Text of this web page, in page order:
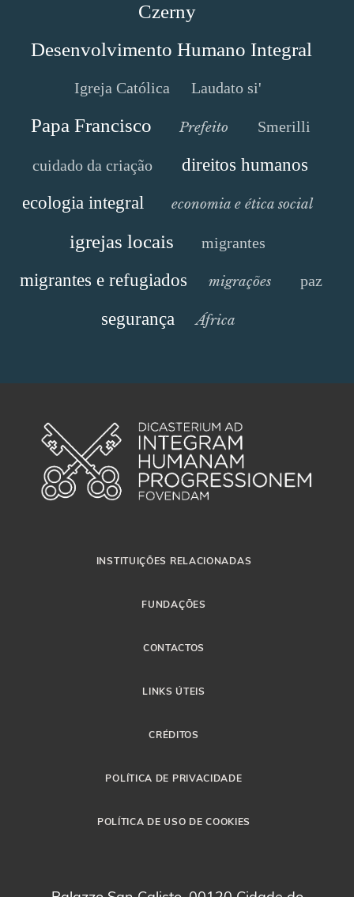
Czerny
Desenvolvimento Humano Integral
Igreja Católica Laudato si'
Papa Francisco Prefeito Smerilli
cuidado da criação
direitos humanos
ecologia integral
economia e ética social
igrejas locais migrantes
migrantes e refugiados migrações paz
segurança África
INSTITUIÇÕES RELACIONADAS
FUNDAÇÕES
CONTACTOS
LINKS ÚTEIS
CRÉDITOS
POLÍTICA DE PRIVACIDADE
POLÍTICA DE USO DE COOKIES